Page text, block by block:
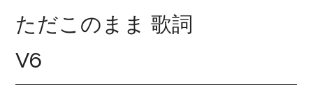
ただこのまま 歌詞
V6